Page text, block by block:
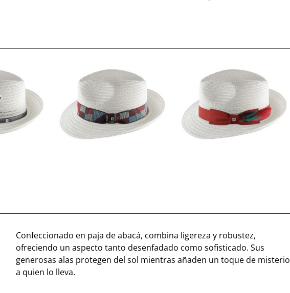
Confeccionado en paja de abacá, combina ligereza y robustez,
ofreciendo un aspecto tanto desenfadado como sofisticado. Sus
generosas alas protegen del sol mientras añaden un toque de misterio
a quien lo lleva.